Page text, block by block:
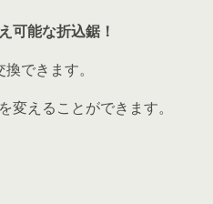
可能な折込鋸！
できます。
変えることができます。